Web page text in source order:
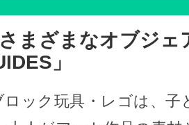
まざまなオブジェ
」
ロック玩具・レゴは、